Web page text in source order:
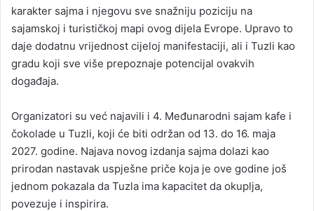
karakter sajma i njegovu sve snažniju poziciju na
sajamskoj i turističkoj mapi ovog dijela Evrope. Upravo to
daje dodatnu vrijednost cijeloj manifestaciji, ali i Tuzli kao
gradu koji sve više prepoznaje potencijal ovakvih
događaja.
Organizatori su već najavili i 4. Međunarodni sajam kafe i
čokolade u Tuzli, koji će biti održan od 13. do 16. maja
2027. godine. Najava novog izdanja sajma dolazi kao
prirodan nastavak uspješne priče koja je ove godine još
jednom pokazala da Tuzla ima kapacitet da okuplja,
povezuje i inspirira.